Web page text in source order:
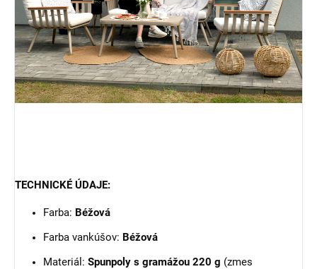
TECHNICKÉ ÚDAJE:
Farba: Béžová
Farba vankúšov: Béžová
Materiál: Spunpoly s gramážou 220 g (zmes